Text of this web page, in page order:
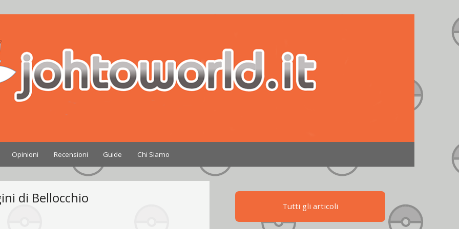
Opinioni Recensioni Guide Chi Siamo
di Bellocchio
Tutti gli articoli